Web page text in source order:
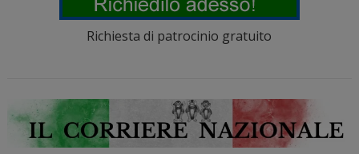
Richiesta di patrocinio gratuito